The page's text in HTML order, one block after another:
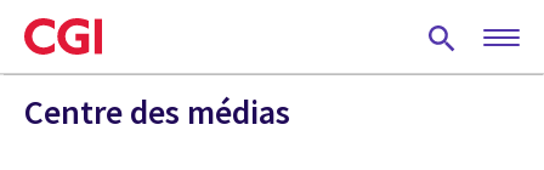
Skip
to
main
content
Centre des médias